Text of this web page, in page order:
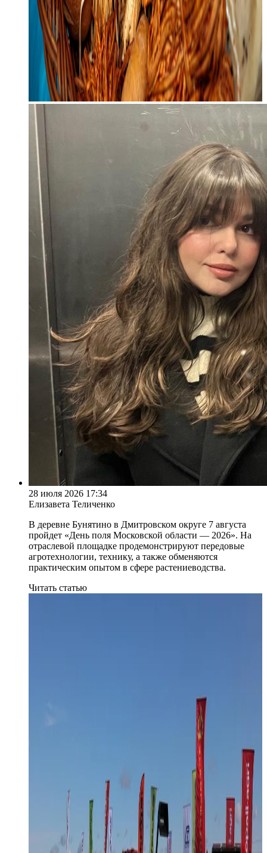
28 июля 2026 17:34
Елизавета Теличенко
В деревне Бунятино в Дмитровском округе 7 августа
пройдет «День поля Московской области — 2026». На
отраслевой площадке продемонстрируют передовые
агротехнологии, технику, а также обменяются
практическим опытом в сфере растениеводства.
Читать статью